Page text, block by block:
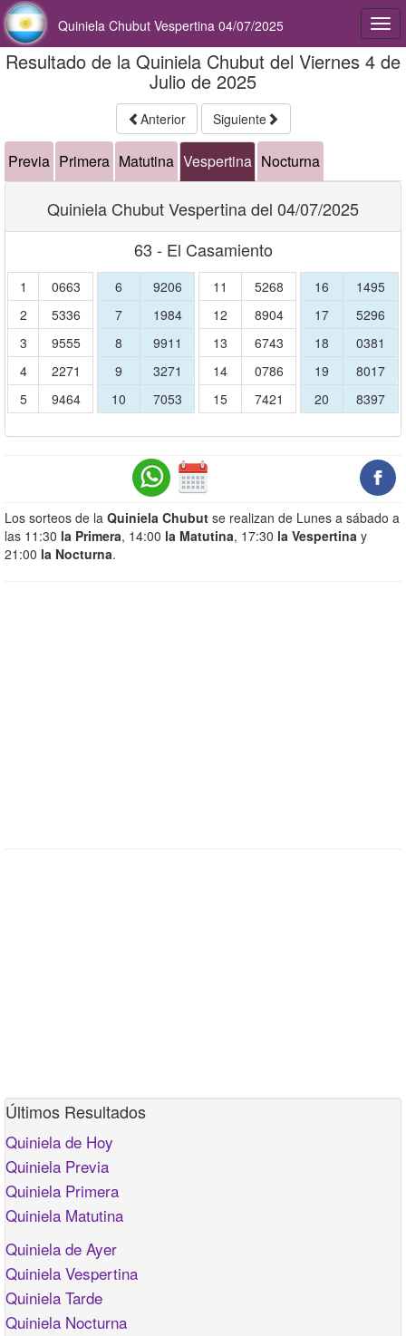
Quiniela Chubut Vespertina 04/07/2025
Resultado de la Quiniela Chubut del Viernes 4 de
Julio de 2025
Anterior Siguiente
Previa Primera Matutina Vespertina Nocturna
Quiniela Chubut Vespertina del 04/07/2025
63 - El Casamiento
1
0663
2
5336
3
9555
4
2271
5
9464
6
9206
7
1984
8
9911
9
3271
10
7053
11
5268
12
8904
13
6743
14
0786
15
7421
16
1495
17
5296
18
0381
19
8017
20
8397
Los sorteos de la Quiniela Chubut se realizan de Lunes a sábado a
las 11:30 la Primera, 14:00 la Matutina, 17:30 la Vespertina y
21:00 la Nocturna.
Últimos Resultados
Quiniela de Hoy
Quiniela Previa
Quiniela Primera
Quiniela Matutina
Quiniela de Ayer
Quiniela Vespertina
Quiniela Tarde
Quiniela Nocturna